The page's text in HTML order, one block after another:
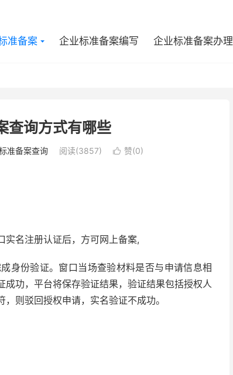
准备案 企业标准备案编写 企业标准备案办理
查询方式有哪些
准备案查询 阅读(3857)  赞(0)
实名注册认证后，方可网上备案,
身份验证。窗口当场查验材料是否与申请信息相
功，平台将保存验证结果，验证结果包括授权人
则驳回授权申请，实名验证不成功。